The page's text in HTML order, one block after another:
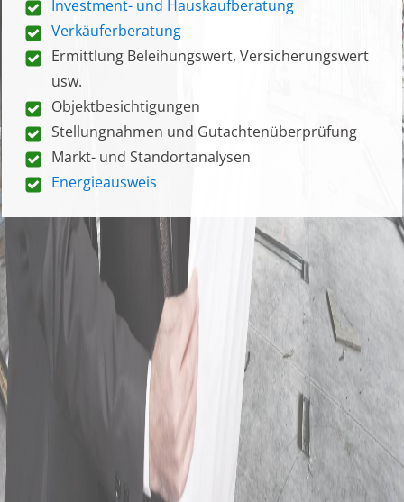
Investment- und Hauskaufberatung
Verkäuferberatung
Ermittlung Beleihungswert, Versicherungswert
usw.
Objektbesichtigungen
Stellungnahmen und Gutachtenüberprüfung
Markt- und Standortanalysen
Energieausweis